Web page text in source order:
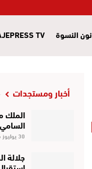
نون النسوة TV
أخبار ومستجدات
الملك
السامي على
30 يوليوز 2026
جلالة